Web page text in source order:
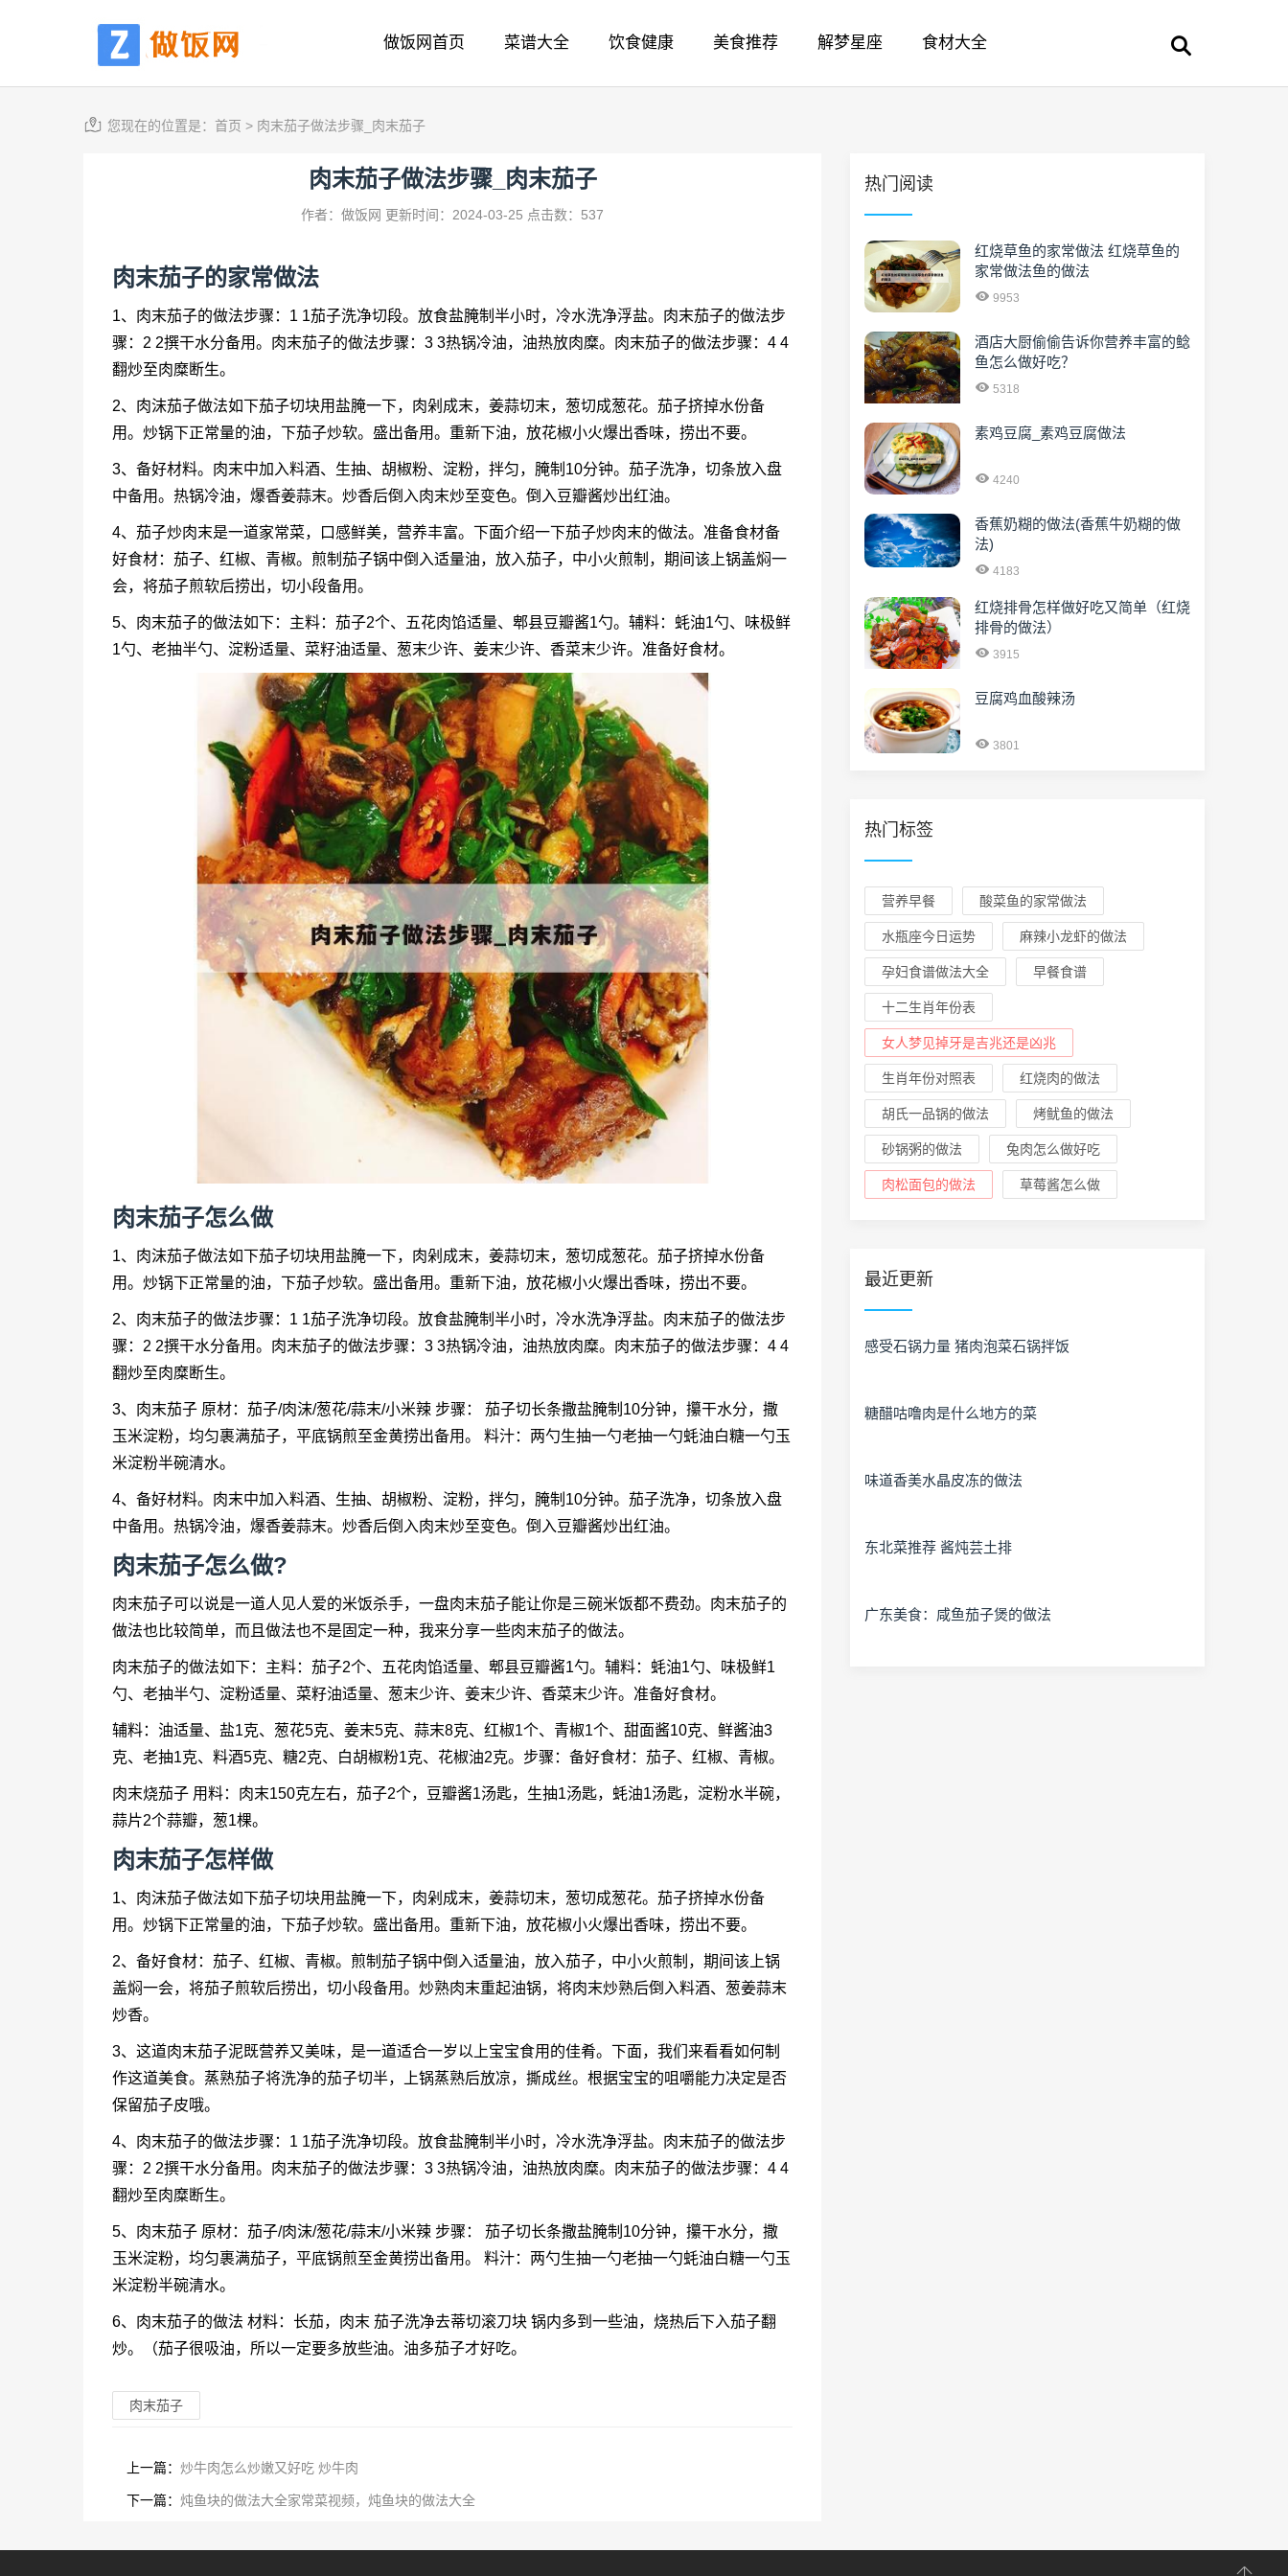
做饭网首页 菜谱大全 饮食健康 美食推荐 解梦星座 食材大全
您现在的位置是： 首页 > 肉末茄子做法步骤_肉末茄子
肉末茄子做法步骤_肉末茄子
作者：做饭网 更新时间：2024-03-25 点击数：537
肉末茄子的家常做法
1、 肉末茄子的做法步骤：1 1茄子洗净切段。放食盐腌制半小时，冷水洗净浮盐。肉末茄子的做法步
骤：2 2撰干水分备用。肉末茄子的做法步骤：3 3热锅冷油，油热放肉糜。肉末茄子的做法步骤：4 4
翻炒至肉糜断生。
2、肉沫茄子做法如下茄子切块用盐腌一下，肉剁成末，姜蒜切末，葱切成葱花。茄子挤掉水份备
用。炒锅下正常量的油，下茄子炒软。盛出备用。重新下油，放花椒小火爆出香味，捞出不要。
3、备好材料。肉末中加入料酒、生抽、胡椒粉、淀粉，拌匀，腌制10分钟。茄子洗净，切条放入盘
中备用。热锅冷油，爆香姜蒜末。炒香后倒入肉末炒至变色。倒入豆瓣酱炒出红油。
4、茄子炒肉末是一道家常菜，口感鲜美，营养丰富。下面介绍一下茄子炒肉末的做法。准备食材备
好食材：茄子、红椒、青椒。煎制茄子锅中倒入适量油，放入茄子，中小火煎制，期间该上锅盖焖一
会，将茄子煎软后捞出，切小段备用。
5、肉末茄子的做法如下：主料：茄子2个、五花肉馅适量、郫县豆瓣酱1勺。辅料：蚝油1勺、味极鲜
1勺、老抽半勺、淀粉适量、菜籽油适量、葱末少许、姜末少许、香菜末少许。准备好食材。
肉末茄子怎么做
1、肉沫茄子做法如下茄子切块用盐腌一下，肉剁成末，姜蒜切末，葱切成葱花。茄子挤掉水份备
用。炒锅下正常量的油，下茄子炒软。盛出备用。重新下油，放花椒小火爆出香味，捞出不要。
2、肉末茄子的做法步骤：1 1茄子洗净切段。放食盐腌制半小时，冷水洗净浮盐。肉末茄子的做法步
骤：2 2撰干水分备用。肉末茄子的做法步骤：3 3热锅冷油，油热放肉糜。肉末茄子的做法步骤：4 4
翻炒至肉糜断生。
3、肉末茄子 原材：茄子/肉沫/葱花/蒜末/小米辣 步骤： 茄子切长条撒盐腌制10分钟，攥干水分，撒
玉米淀粉，均匀裹满茄子，平底锅煎至金黄捞出备用。 料汁：两勺生抽一勺老抽一勺蚝油白糖一勺玉
米淀粉半碗清水。
4、备好材料。肉末中加入料酒、生抽、胡椒粉、淀粉，拌匀，腌制10分钟。茄子洗净，切条放入盘
中备用。热锅冷油，爆香姜蒜末。炒香后倒入肉末炒至变色。倒入豆瓣酱炒出红油。
肉末茄子怎么做?
肉末茄子可以说是一道人见人爱的米饭杀手，一盘肉末茄子能让你是三碗米饭都不费劲。肉末茄子的
做法也比较简单，而且做法也不是固定一种，我来分享一些肉末茄子的做法。
肉末茄子的做法如下：主料：茄子2个、五花肉馅适量、郫县豆瓣酱1勺。辅料：蚝油1勺、味极鲜1
勺、老抽半勺、淀粉适量、菜籽油适量、葱末少许、姜末少许、香菜末少许。准备好食材。
辅料：油适量、盐1克、葱花5克、姜末5克、蒜末8克、红椒1个、青椒1个、甜面酱10克、鲜酱油3
克、老抽1克、料酒5克、糖2克、白胡椒粉1克、花椒油2克。步骤：备好食材：茄子、红椒、青椒。
肉末烧茄子 用料：肉末150克左右，茄子2个，豆瓣酱1汤匙，生抽1汤匙，蚝油1汤匙，淀粉水半碗，
蒜片2个蒜瓣，葱1棵。
肉末茄子怎样做
1、肉沫茄子做法如下茄子切块用盐腌一下，肉剁成末，姜蒜切末，葱切成葱花。茄子挤掉水份备
用。炒锅下正常量的油，下茄子炒软。盛出备用。重新下油，放花椒小火爆出香味，捞出不要。
2、备好食材：茄子、红椒、青椒。煎制茄子锅中倒入适量油，放入茄子，中小火煎制，期间该上锅
盖焖一会，将茄子煎软后捞出，切小段备用。炒熟肉末重起油锅，将肉末炒熟后倒入料酒、葱姜蒜末
炒香。
3、这道肉末茄子泥既营养又美味，是一道适合一岁以上宝宝食用的佳肴。下面，我们来看看如何制
作这道美食。蒸熟茄子将洗净的茄子切半，上锅蒸熟后放凉，撕成丝。根据宝宝的咀嚼能力决定是否
保留茄子皮哦。
4、肉末茄子的做法步骤：1 1茄子洗净切段。放食盐腌制半小时，冷水洗净浮盐。肉末茄子的做法步
骤：2 2撰干水分备用。肉末茄子的做法步骤：3 3热锅冷油，油热放肉糜。肉末茄子的做法步骤：4 4
翻炒至肉糜断生。
5、肉末茄子 原材：茄子/肉沫/葱花/蒜末/小米辣 步骤： 茄子切长条撒盐腌制10分钟，攥干水分，撒
玉米淀粉，均匀裹满茄子，平底锅煎至金黄捞出备用。 料汁：两勺生抽一勺老抽一勺蚝油白糖一勺玉
米淀粉半碗清水。
6、肉末茄子的做法 材料：长茄，肉末 茄子洗净去蒂切滚刀块 锅内多到一些油，烧热后下入茄子翻
炒。（茄子很吸油，所以一定要多放些油。油多茄子才好吃。
肉末茄子
上一篇： 炒牛肉怎么炒嫩又好吃 炒牛肉
下一篇： 炖鱼块的做法大全家常菜视频，炖鱼块的做法大全
热门阅读
红烧草鱼的家常做法 红烧草鱼的
家常做法鱼的做法
9953
酒店大厨偷偷告诉你营养丰富的鲶
鱼怎么做好吃？
5318
素鸡豆腐_素鸡豆腐做法
4240
香蕉奶糊的做法(香蕉牛奶糊的做
法)
4183
红烧排骨怎样做好吃又简单（红烧
排骨的做法）
3915
豆腐鸡血酸辣汤
3801
热门标签
营养早餐 酸菜鱼的家常做法
水瓶座今日运势 麻辣小龙虾的做法
孕妇食谱做法大全 早餐食谱
十二生肖年份表
女人梦见掉牙是吉兆还是凶兆
生肖年份对照表 红烧肉的做法
胡氏一品锅的做法 烤鱿鱼的做法
砂锅粥的做法 兔肉怎么做好吃
肉松面包的做法 草莓酱怎么做
最近更新
感受石锅力量 猪肉泡菜石锅拌饭
糖醋咕噜肉是什么地方的菜
味道香美水晶皮冻的做法
东北菜推荐 酱炖芸土排
广东美食：咸鱼茄子煲的做法